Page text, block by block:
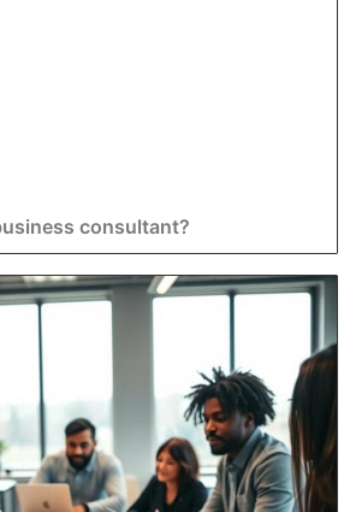
consultant?